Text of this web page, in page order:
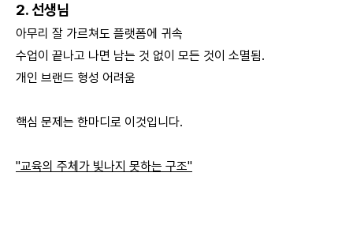
2. 선생님
아무리 잘 가르쳐도 플랫폼에 귀속
수업이 끝나고 나면 남는 것 없이 모든 것이 소멸됨.
개인 브랜드 형성 어려움
핵심 문제는 한마디로 이것입니다.
"교육의 주체가 빛나지 못하는 구조"